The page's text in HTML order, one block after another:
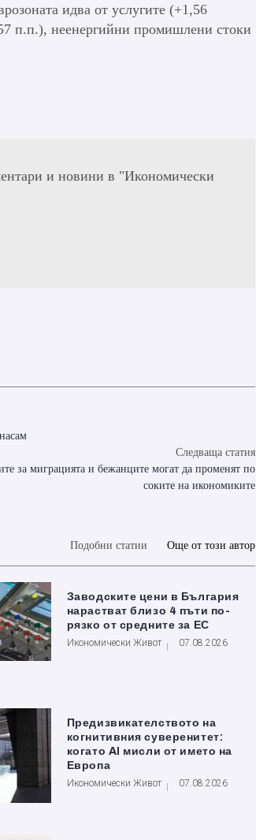
идва от услугите (+1,56
п.п.), неенергийни промишлени стоки
и новини в "Икономически
Следваща статия
за миграцията и бежанците могат да променят по
соките на икономиките
Подобни статии Още от този автор
Заводските цени в България
нарастват близо 4 пъти по-
рязко от средните за ЕС
Икономически Живот 07.08.2026
Предизвикателството на
когнитивния суверенитет:
когато AI мисли от името на
Европа
Икономически Живот 07.08.2026